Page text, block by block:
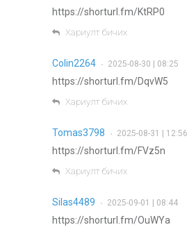
https://shorturl.fm/KtRP0
Хариулт бичих
Colin2264 • 2025-08-30 | 08:25
https://shorturl.fm/DqvW5
Хариулт бичих
Tomas3798 • 2025-08-31 | 12:56
https://shorturl.fm/FVz5n
Хариулт бичих
Silas4489 • 2025-09-01 | 08:44
https://shorturl.fm/OuWYa